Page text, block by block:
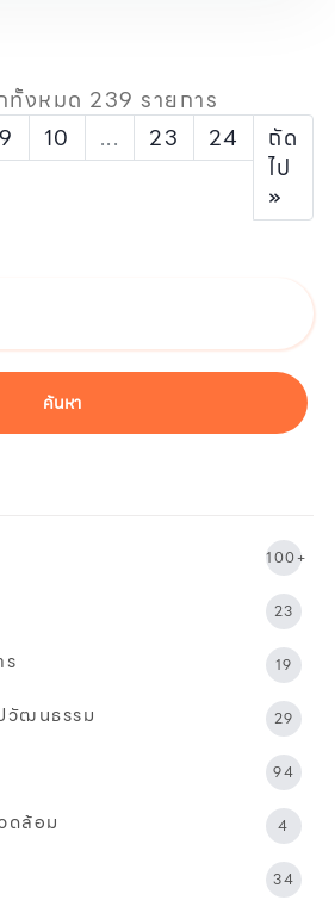
ทั้งหมด 239 รายการ
9 10 ... 23 24
ถัด
ไป
»
ค้นหา
100+
23
19
วัฒนธรรม 29
94
ดล้อม 4
34